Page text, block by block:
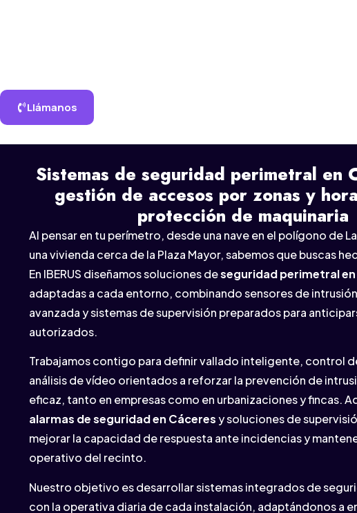
Llámanos
Sistemas de seguridad perimetral en
gestión de accesos por zonas y
protección de maquinaria
Al pensar en tu perímetro, desde una nave en el polígono de
una vivienda cerca de la Plaza Mayor, sabemos que buscas
En IBERUS diseñamos soluciones deseguridad perimetral
adaptadas a cada entorno, combinando sensores de
avanzada y sistemas de supervisión preparados para
autorizados.
Trabajamos contigo para definir vallado inteligente, control
análisis de vídeo orientados a reforzar la prevención de
eficaz, tanto en empresas como en urbanizaciones y fincas.
alarmas de seguridad en Cáceresy soluciones de
mejorar la capacidad de respuesta ante incidencias y
operativo del recinto.
Nuestro objetivo es desarrollar sistemas integrados de
con la operativa diaria de cada instalación, adaptándonos a